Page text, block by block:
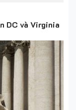
DC và Virginia